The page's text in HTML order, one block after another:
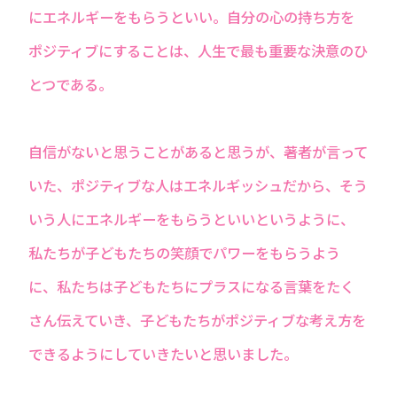
にエネルギーをもらうといい。自分の心の持ち方を
ポジティブにすることは、人生で最も重要な決意のひ
とつである。
自信がないと思うことがあると思うが、著者が言って
いた、ポジティブな人はエネルギッシュだから、そう
いう人にエネルギーをもらうといいというように、
私たちが子どもたちの笑顔でパワーをもらうよう
に、私たちは子どもたちにプラスになる言葉をたく
さん伝えていき、子どもたちがポジティブな考え方を
できるようにしていきたいと思いました。